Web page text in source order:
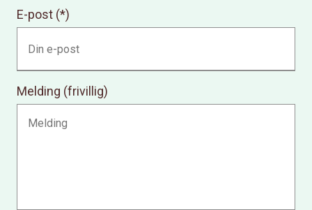
E-post
Melding (frivillig)